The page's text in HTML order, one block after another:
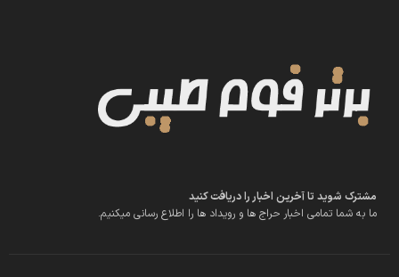
مشترک شوید تا آخرین اخبار را دریافت کنید
ما به شما تمامی اخبار حراج ها و رویداد ها را اطلاع رسانی میکنیم.